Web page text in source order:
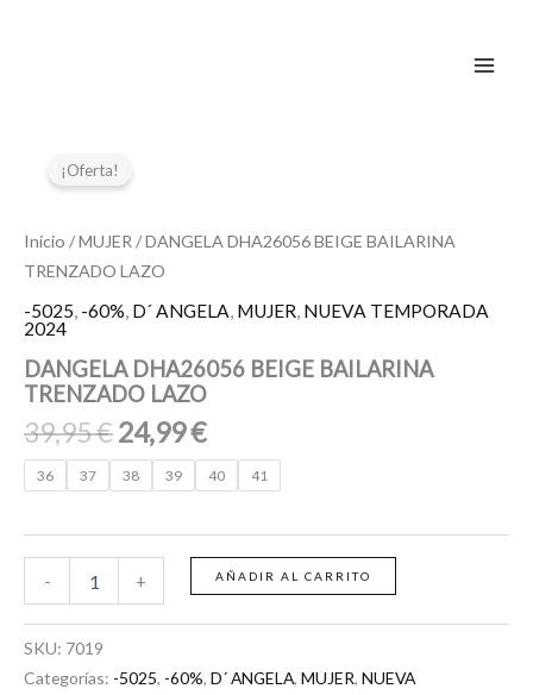
¡Oferta!
Inicio /MUJER / DANGELA DHA26056 BEIGE BAILARINA
TRENZADO LAZO
-5025, -60%, D´ ANGELA, MUJER, NUEVA TEMPORADA
2024
DANGELA DHA26056 BEIGE BAILARINA
TRENZADO LAZO
39,95€
era:
39,95 €.
24,99€
es:
36 37 38 39 40 41
-
DHA26056
BEIGE
TRENZADO
cantidad
+ AÑADIR AL CARRITO
SKU: 7019
Categorías: -5025, -60%, D´ ANGELA, MUJER, NUEVA